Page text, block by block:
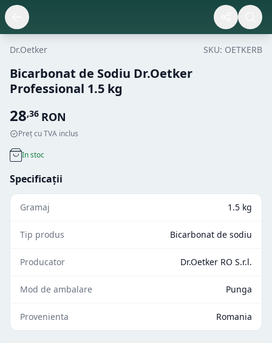
Dr.Oetker SKU: OETKERB
Bicarbonat de Sodiu Dr.Oetker
Professional 1.5 kg
28,36 RON
Preț cu TVA inclus
In stoc
Specificații
Gramaj 1.5 kg
Tip produs Bicarbonat de sodiu
Producator Dr.Oetker RO S.r.l.
Mod de ambalare Punga
Provenienta Romania